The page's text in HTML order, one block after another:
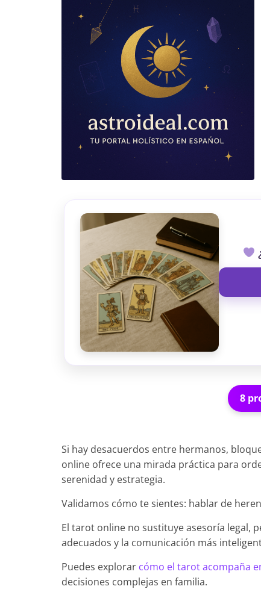
8
Si hay desacuerdos entre hermanos,
online ofrece una mirada práctica para
serenidad y estrategia.
Validamos cómo te sientes: hablar de
El tarot online no sustituye asesoría legal,
adecuados y la comunicación más
Puedes explorar cómo el tarot acompaña
decisiones complejas en familia.
TAROT GRATIS
CONSIGUE TUS 5
✓ Sin cargos automáticos. El chat se detiene al